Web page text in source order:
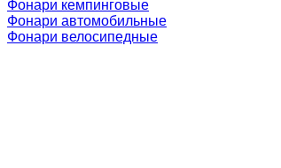
Фонари кемпинговые
Фонари автомобильные
Фонари велосипедные